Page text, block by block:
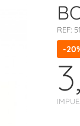
REF:
-